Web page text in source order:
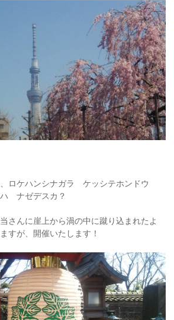
ロケハンシナガラ ケッシテホンドウ
ナゼデスカ？
さんに崖上から渦の中に蹴り込まれたよ
すが、開催いたします！